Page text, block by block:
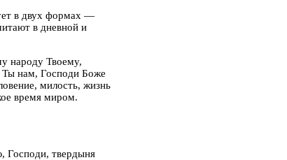
в двух формах —
в дневной и
народу Твоему,
Ты нам, Господи Боже
милость, жизнь
время миром.
Господи, твердыня